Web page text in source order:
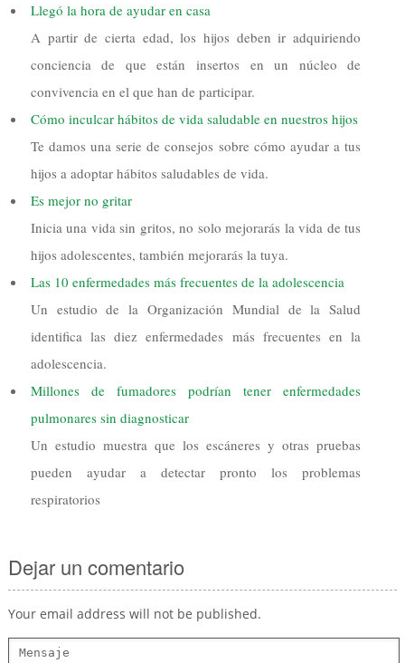
Llegó la hora de ayudar en casa
A partir de cierta edad, los hijos deben ir adquiriendo
conciencia de que están insertos en un núcleo de
convivencia en el que han de participar.
Cómo inculcar hábitos de vida saludable en nuestros hijos
Te damos una serie de consejos sobre cómo ayudar a tus
hijos a adoptar hábitos saludables de vida.
Es mejor no gritar
Inicia una vida sin gritos, no solo mejorarás la vida de tus
hijos adolescentes, también mejorarás la tuya.
Las 10 enfermedades más frecuentes de la adolescencia
Un estudio de la Organización Mundial de la Salud
identifica las diez enfermedades más frecuentes en la
adolescencia.
Millones de fumadores podrían tener enfermedades
pulmonares sin diagnosticar
Un estudio muestra que los escáneres y otras pruebas
pueden ayudar a detectar pronto los problemas
respiratorios
Dejar un comentario
Your email address will not be published.